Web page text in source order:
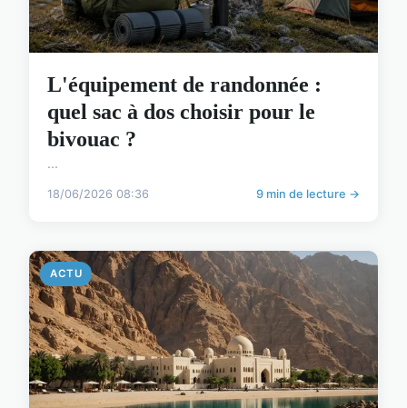
L'équipement de randonnée :
quel sac à dos choisir pour le
bivouac ?
...
18/06/2026 08:36 9 min de lecture →
ACTU